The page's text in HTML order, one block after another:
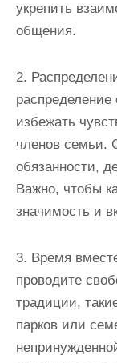
укрепить
общения.
2.
избежать
членов семьи.
обязанности,
Важно, чтобы
значимость и
3. Время
проводите
традиции,
парков или